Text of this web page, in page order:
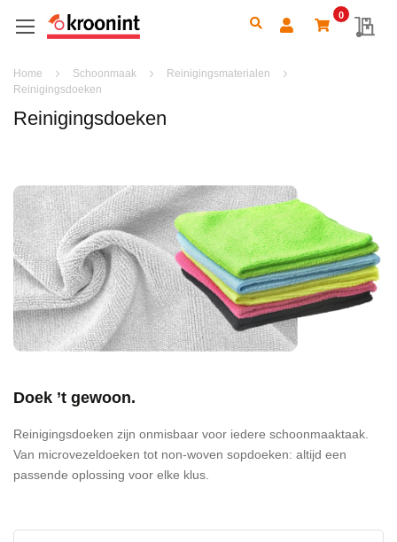
0
Search
Home Schoonmaak
Reinigingsmaterialen
Reinigingsdoeken
Reinigingsdoeken
Doek ’t gewoon.
Reinigingsdoeken zijn onmisbaar voor iedere schoonmaaktaak.
Van microvezeldoeken tot non-woven sopdoeken: altijd een
passende oplossing voor elke klus.